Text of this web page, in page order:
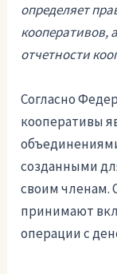
определяет
кооперативов,
отчетности
Согласно
кооперативы
созданными
своим членам.
принимают
операции с